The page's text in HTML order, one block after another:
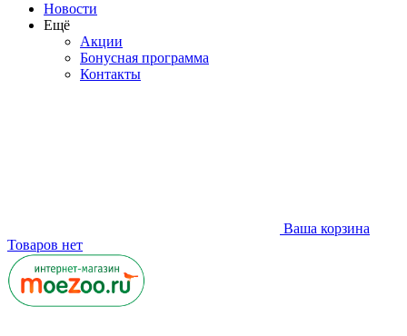
Новости
Ещё
Акции
Бонусная программа
Контакты
Ваша корзина
Товаров нет